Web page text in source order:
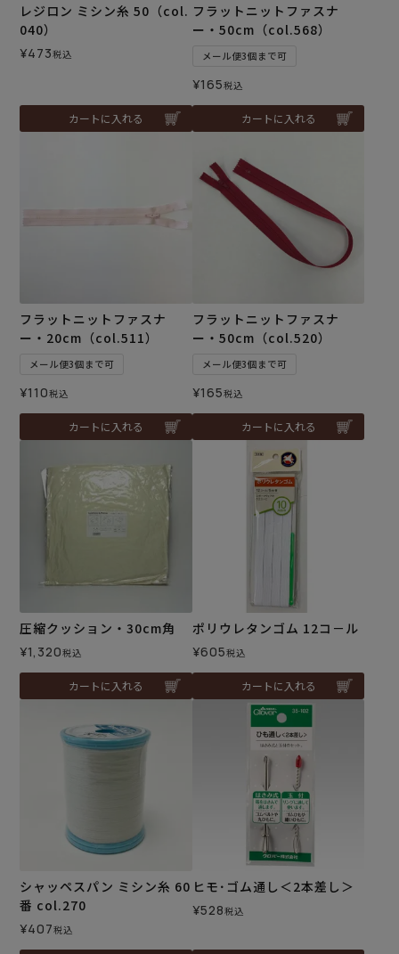
レジロン ミシン糸 50（col.
040）
¥473税込
カートに入れる
フラットニットファスナ
ー・50cm（col.568）
メール便3個まで可
¥165税込
カートに入れる
フラットニットファスナ
ー・20cm（col.511）
メール便3個まで可
¥110税込
カートに入れる
フラットニットファスナ
ー・50cm（col.520）
メール便3個まで可
¥165税込
カートに入れる
圧縮クッション・30cm角
¥1,320税込
カートに入れる
ポリウレタンゴム 12コ－ル
¥605税込
カートに入れる
シャッペスパン ミシン糸 60
番 col.270
¥407税込
ヒモ･ゴム通し＜2本差し＞
¥528税込